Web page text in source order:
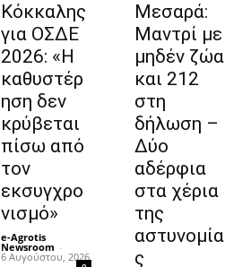
Κόκκαλης
για ΟΣΔΕ
2026: «Η
καθυστέρ
ηση δεν
κρύβεται
πίσω από
τον
εκσυγχρο
νισμό»
e-Agrotis
Newsroom -
6 Αυγούστου, 2026
Μεσαρά:
Μαντρί με
μηδέν ζώα
και 212
στη
δήλωση –
Δύο
αδέρφια
στα χέρια
της
αστυνομία
ς